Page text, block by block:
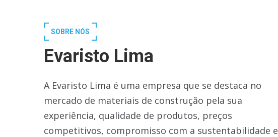
SOBRE NÓS
Evaristo Lima
A Evaristo Lima é uma empresa que se destaca no
mercado de materiais de construção pela sua
experiência, qualidade de produtos, preços
competitivos, compromisso com a sustentabilidade e